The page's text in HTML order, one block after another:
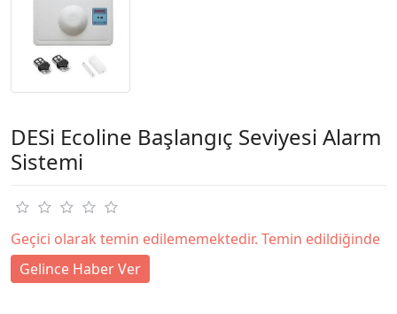
DESi Ecoline Başlangıç Seviyesi Alarm
Sistemi
Geçici olarak temin edilememektedir. Temin edildiğinde
Gelince Haber Ver